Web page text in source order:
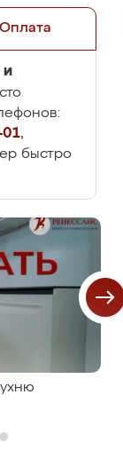
Оплата
и
01,
быстро